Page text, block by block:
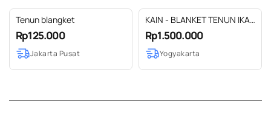
Tenun blangket
Rp125.000
Jakarta Pusat
KAIN - BLANKET TENUN IKAT
PREMIUM - MOTIF NTT
Rp1.500.000
Yogyakarta